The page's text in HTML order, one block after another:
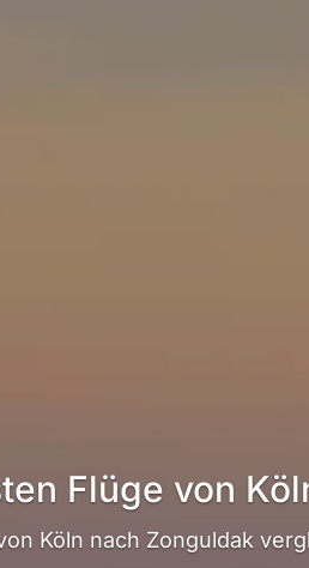
Flüge von
Köln nach Zonguldak